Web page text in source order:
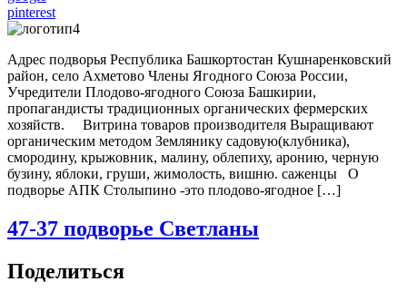
pinterest
Адрес подворья Республика Башкортостан Кушнаренковский
район, село Ахметово Члены Ягодного Союза России,
Учредители Плодово-ягодного Союза Башкирии,
пропагандисты традиционных органических фермерских
хозяйств. Витрина товаров производителя Выращивают
органическим методом Землянику садовую(клубника),
смородину, крыжовник, малину, облепиху, аронию, черную
бузину, яблоки, груши, жимолость, вишню. саженцы О
подворье АПК Столыпино -это плодово-ягодное […]
47-37 подворье Светланы
Поделиться